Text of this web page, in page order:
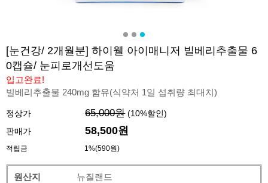
[눈건강/ 2개월분] 하이웰 아이매니저 빌베리추출물 6
0캡슐/ 눈피로개선도움
입고완료!
빌베리추출물 240mg 함유(식약처 1일 섭취량 최대치)
정상가 65,000원 (10%할인)
판매가
58,500원
적립금 1%(590원)
원산지
뉴질랜드